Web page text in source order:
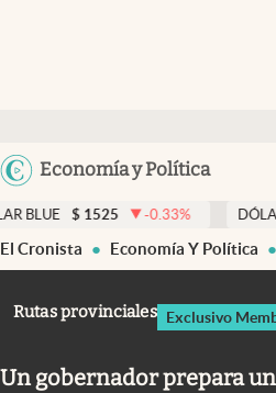
Economía y Política
Members
Economía y Política
Finanzas y Mercados
Columnistas
-0.33 % DÓLAR TARJETA $
El Cronista Economía Y Política
Rutas provinciales Exclusivo
Un gobernador prepara